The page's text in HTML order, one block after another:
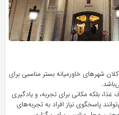
شهر‌های خاورمیانه بستر مناسبی برای
بلکه مکانی برای تجربه، و یادگیری
پاسخگوی نیاز افراد به تجربه‌های